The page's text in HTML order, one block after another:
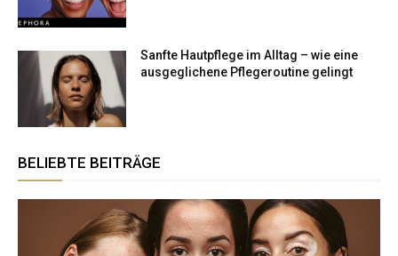
Sanfte Hautpflege im Alltag – wie eine
ausgeglichene Pflegeroutine gelingt
BELIEBTE BEITRÄGE